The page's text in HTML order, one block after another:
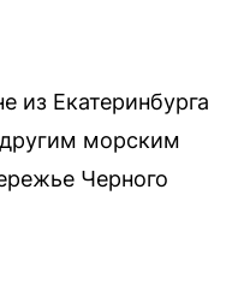
из Екатеринбурга
морским
Черного